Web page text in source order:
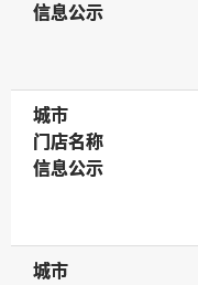
信息公示
信息公示
城市
城市
门店名称
门店名称
信息公示
信息公示
城市
城市